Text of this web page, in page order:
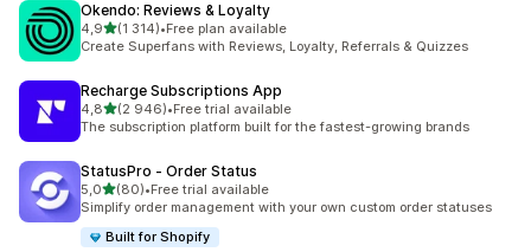
Okendo: Reviews & Loyalty
4,9av 5 stjerner
(1 314)
Totalt 1314 omtaler
•Free plan available
Create Superfans with Reviews, Loyalty, Referrals & Quizzes
Recharge Subscriptions App
4,8av 5 stjerner
(2 946)
Totalt 2946 omtaler
•Free trial available
The subscription platform built for the fastest-growing brands
StatusPro ‑ Order Status
5,0av 5 stjerner
(80)
Totalt 80 omtaler
•Free trial available
Simplify order management with your own custom order statuses
Built for Shopify